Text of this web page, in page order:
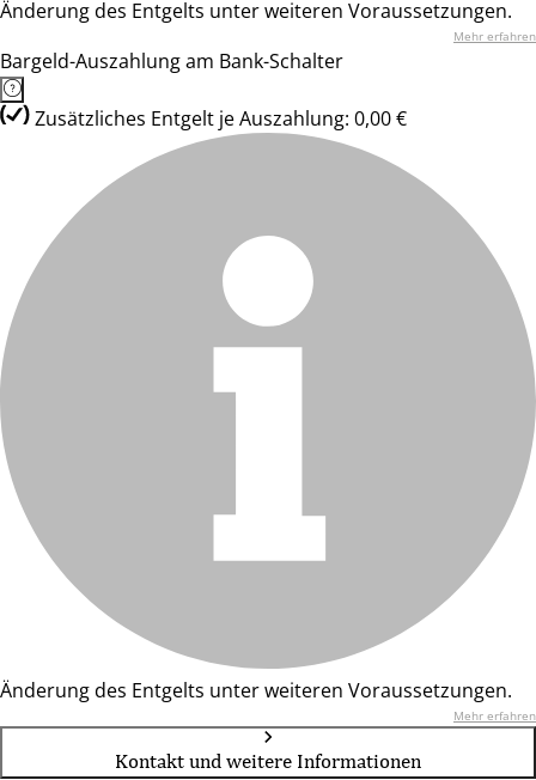
Änderung des Entgelts unter weiteren Voraussetzungen.
Mehr erfahren
Bargeld-Auszahlung am Bank-Schalter
Zusätzliches Entgelt je Auszahlung: 0,00 €
Änderung des Entgelts unter weiteren Voraussetzungen.
Mehr erfahren
Kontakt und weitere Informationen